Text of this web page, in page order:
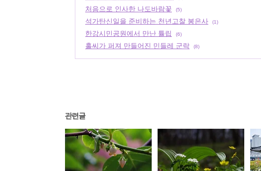
처음으로 인사한 나도바람꽃 (5)
석가탄신일을 준비하는 천년고찰 봉은사 (1)
한강시민공원에서 만난 튤립 (6)
홀씨가 퍼져 만들어진 민들레 군락 (8)
관련글